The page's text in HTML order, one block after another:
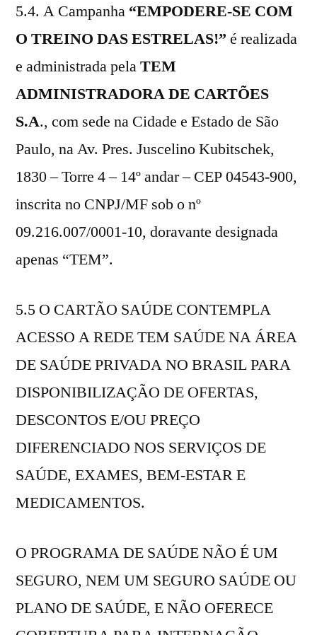
5.4. A Campanha “EMPODERE-SE COM
O TREINO DAS ESTRELAS!” é realizada
e administrada pelaTEM
ADMINISTRADORA DE CARTÕES
S.A., com sede na Cidade e Estado de São
Paulo, na Av. Pres. Juscelino Kubitschek,
1830 – Torre 4 – 14º andar – CEP 04543-900,
inscrita no CNPJ/MF sob o nº
09.216.007/0001-10, doravante designada
apenas “TEM”.
5.5 O CARTÃO SAÚDE CONTEMPLA
ACESSO A REDE TEM SAÚDE NA ÁREA
DE SAÚDE PRIVADA NO BRASIL PARA
DISPONIBILIZAÇÃO DE OFERTAS,
DESCONTOS E/OU PREÇO
DIFERENCIADO NOS SERVIÇOS DE
SAÚDE, EXAMES, BEM-ESTAR E
MEDICAMENTOS.
O PROGRAMA DE SAÚDE NÃO É UM
SEGURO, NEM UM SEGURO SAÚDE OU
PLANO DE SAÚDE, E NÃO OFERECE